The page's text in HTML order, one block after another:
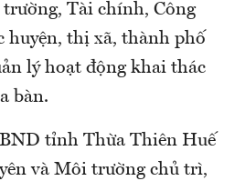
Tài chính, Công
huyện, thị xã, thành phố
lý hoạt động khai thác
bàn.
tỉnh Thừa Thiên Huế
và Môi trường chủ trì,